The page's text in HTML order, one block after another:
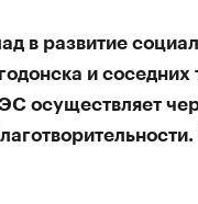
в развитие
и соседних
осуществляет